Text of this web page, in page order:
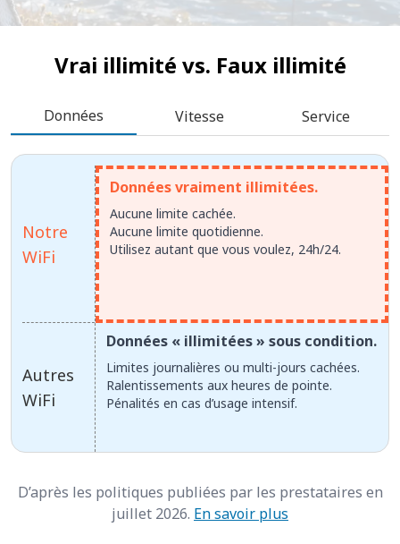
Vrai illimité vs. Faux illimité
Données Vitesse Service
Notre
WiFi
Autres
WiFi
Données vraiment illimitées.
Aucune limite cachée.
Aucune limite quotidienne.
Utilisez autant que vous voulez, 24h/24.
Données « illimitées » sous condition.
Limites journalières ou multi-jours cachées.
Ralentissements aux heures de pointe.
Pénalités en cas d’usage intensif.
D’après les politiques publiées par les prestataires en
juillet 2026. En savoir plus